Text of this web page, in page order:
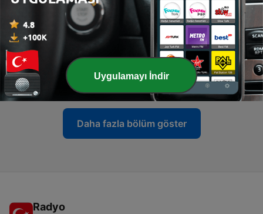
28 - Efecto Elias
09 Şub 2024
27 - BAALES MODERNOS 🗿🗿🗿🗿🗿 ”DINERO”
07 Tem 2023
Daha fazla bölüm göster
Radyo
Uygulamayı İndir